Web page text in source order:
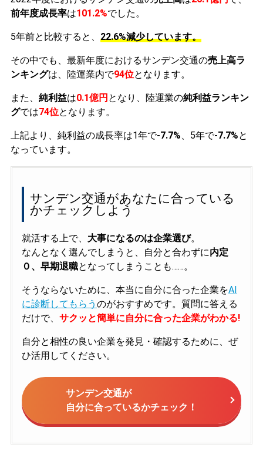
前年度成長率は101.2%でした。
5年前と比較すると、 22.6%減少しています。
その中でも、最新年度におけるサンデン交通の売上高ラ
ンキングは、陸運業内で94位となります。
また、 純利益は0.1億円 となり、陸運業の純利益ランキン
グでは74位となります。
上記より、純利益の成長率は1年で-7.7%、5年で-7.7%と
なっています。
サンデン交通があなたに合っている
かチェックしよう
就活する上で、 大事になるのは企業選び。
なんとなく選んでしまうと、自分と合わずに内定
０、早期退職となってしまうことも……。
そうならないために、本当に自分に合った企業をAI
に診断してもらう のがおすすめです。質問に答える
だけで、 サクッと簡単に自分に合った企業がわかる!
自分と相性の良い企業を発見・確認するために、ぜ
ひ活用してください。
サンデン交通が
自分に合っているかチェック！